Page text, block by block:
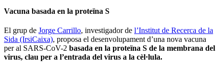
Vacuna basada en la proteïna S
El grup de Jorge Carrillo, investigador de l’Institut de Recerca de la
Sida (IrsiCaixa), proposa el desenvolupament d’una nova vacuna
per al SARS-CoV-2 basada en la proteïna S de la membrana del
virus, clau per a l’entrada del virus a la cèl·lula.